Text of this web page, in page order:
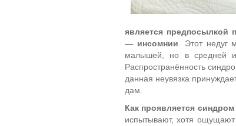
является предпосылкой
— инсомнии . Этот недуг
малышей, но в средней и
Распространённость
данная неувязка
дам.
Как проявляется
испытывают, хотя ощущают